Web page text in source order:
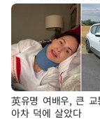
英유명 여배우, 큰 교
아차 덕에 살았다